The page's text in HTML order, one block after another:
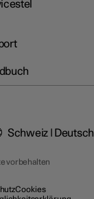
vorbehalten
Cookies
Schweiz | Deutsch